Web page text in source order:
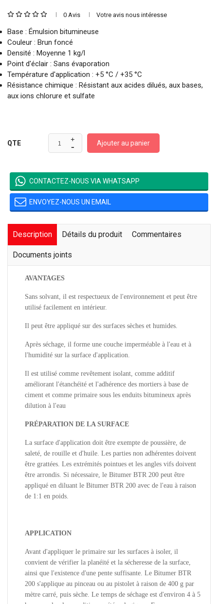
0 Avis Votre avis nous intéresse
Base : Émulsion bitumineuse
Couleur : Brun foncé
Densité : Moyenne 1 kg/l
Point d'éclair : Sans évaporation
Température d'application : +5 °C / +35 °C
Résistance chimique : Résistant aux acides dilués, aux bases,
aux ions chlorure et sulfate
QTE Ajouter au panier
CONTACTEZ-NOUS VIA WHATSAPP
ENVOYEZ-NOUS UN EMAIL
Description Détails du produit Commentaires
Documents joints
AVANTAGES
Sans solvant, il est respectueux de l'environnement et peut être
utilisé facilement en intérieur.
Il peut être appliqué sur des surfaces sèches et humides.
Après séchage, il forme une couche imperméable à l'eau et à
l'humidité sur la surface d'application.
Il est utilisé comme revêtement isolant, comme additif
améliorant l'étanchéité et l'adhérence des mortiers à base de
ciment et comme primaire sous les enduits bitumineux après
dilution à l'eau
PRÉPARATION DE LA SURFACE
La surface d'application doit être exempte de poussière, de
saleté, de rouille et d'huile. Les parties non adhérentes doivent
être grattées. Les extrémités pointues et les angles vifs doivent
être arrondis. Si nécessaire, le Bitumer BTR 200 peut être
appliqué en diluant le Bitumer BTR 200 avec de l'eau à raison
de 1:1 en poids.
APPLICATION
Avant d'appliquer le primaire sur les surfaces à isoler, il
convient de vérifier la planéité et la sécheresse de la surface,
ainsi que l'existence d'une pente suffisante. Le Bitumer BTR
200 s'applique au pinceau ou au pistolet à raison de 400 g par
mètre carré, puis sèche. Le temps de séchage est d'environ 4 à 5